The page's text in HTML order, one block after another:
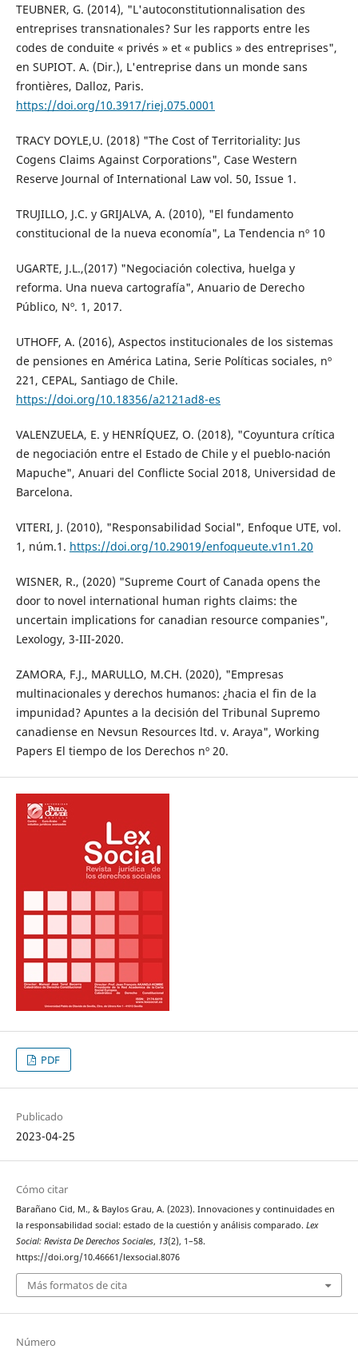
TEUBNER, G. (2014), "L'autoconstitutionnalisation des
entreprises transnationales? Sur les rapports entre les
codes de conduite « privés » et « publics » des entreprises",
en SUPIOT. A. (Dir.), L'entreprise dans un monde sans
frontières, Dalloz, Paris.
https://doi.org/10.3917/riej.075.0001
TRACY DOYLE,U. (2018) "The Cost of Territoriality: Jus
Cogens Claims Against Corporations", Case Western
Reserve Journal of International Law vol. 50, Issue 1.
TRUJILLO, J.C. y GRIJALVA, A. (2010), "El fundamento
constitucional de la nueva economía", La Tendencia nº 10
UGARTE, J.L.,(2017) "Negociación colectiva, huelga y
reforma. Una nueva cartografía", Anuario de Derecho
Público, Nº. 1, 2017.
UTHOFF, A. (2016), Aspectos institucionales de los sistemas
de pensiones en América Latina, Serie Políticas sociales, nº
221, CEPAL, Santiago de Chile.
https://doi.org/10.18356/a2121ad8-es
VALENZUELA, E. y HENRÍQUEZ, O. (2018), "Coyuntura crítica
de negociación entre el Estado de Chile y el pueblo-nación
Mapuche", Anuari del Conflicte Social 2018, Universidad de
Barcelona.
VITERI, J. (2010), "Responsabilidad Social", Enfoque UTE, vol.
1, núm.1. https://doi.org/10.29019/enfoqueute.v1n1.20
WISNER, R., (2020) "Supreme Court of Canada opens the
door to novel international human rights claims: the
uncertain implications for canadian resource companies",
Lexology, 3-III-2020.
ZAMORA, F.J., MARULLO, M.CH. (2020), "Empresas
multinacionales y derechos humanos: ¿hacia el fin de la
impunidad? Apuntes a la decisión del Tribunal Supremo
canadiense en Nevsun Resources ltd. v. Araya", Working
Papers El tiempo de los Derechos nº 20.
PDF
Publicado
2023-04-25
Cómo citar
Barañano Cid, M., & Baylos Grau, A. (2023). Innovaciones y continuidades en
la responsabilidad social: estado de la cuestión y análisis comparado. Lex
Social: Revista De Derechos Sociales, 13(2), 1–58.
https://doi.org/10.46661/lexsocial.8076
Más formatos de cita
Número